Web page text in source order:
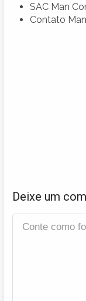
SAC Man
Contato
Deixe um